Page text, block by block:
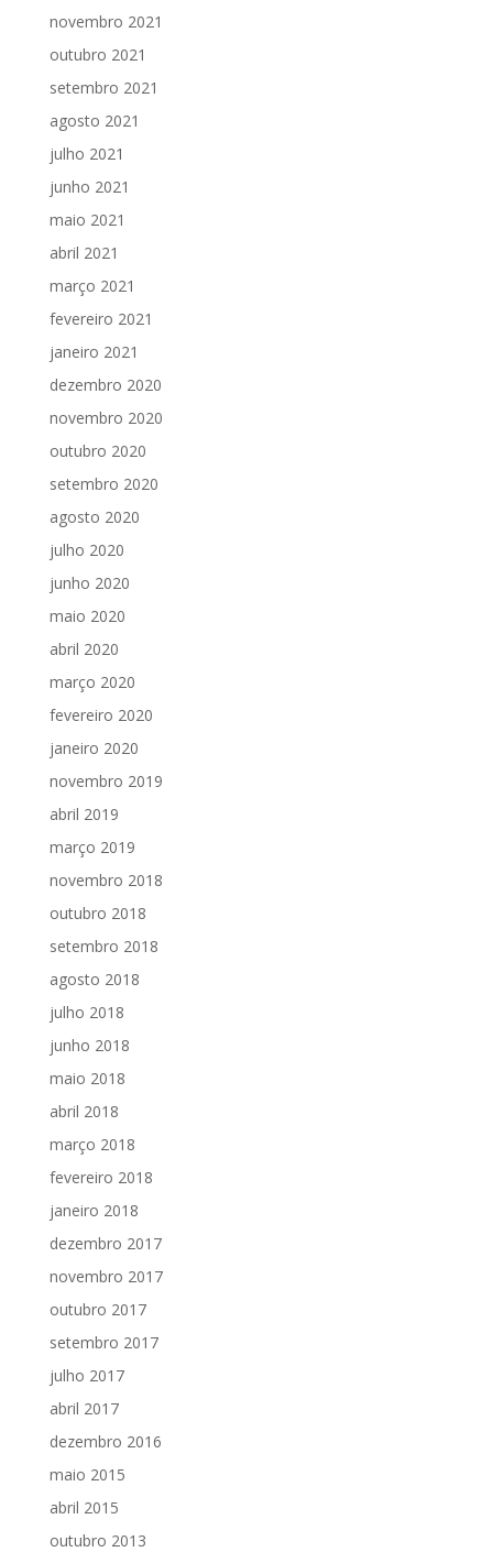
novembro 2021
outubro 2021
setembro 2021
agosto 2021
julho 2021
junho 2021
maio 2021
abril 2021
março 2021
fevereiro 2021
janeiro 2021
dezembro 2020
novembro 2020
outubro 2020
setembro 2020
agosto 2020
julho 2020
junho 2020
maio 2020
abril 2020
março 2020
fevereiro 2020
janeiro 2020
novembro 2019
abril 2019
março 2019
novembro 2018
outubro 2018
setembro 2018
agosto 2018
julho 2018
junho 2018
maio 2018
abril 2018
março 2018
fevereiro 2018
janeiro 2018
dezembro 2017
novembro 2017
outubro 2017
setembro 2017
julho 2017
abril 2017
dezembro 2016
maio 2015
abril 2015
outubro 2013